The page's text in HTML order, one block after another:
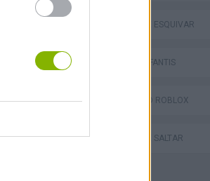
JOGOS DE ESQUIVAR
JOGOS INFANTIS
JOGOS DO ROBLOX
JOGOS DE SALTAR